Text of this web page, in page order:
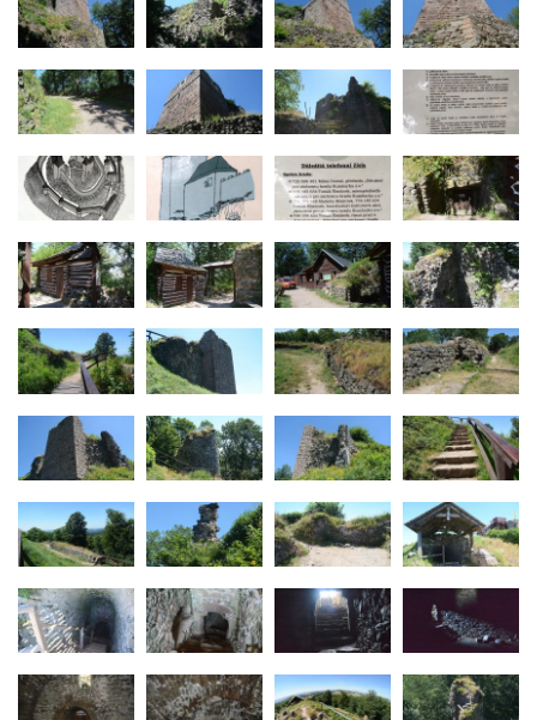
Hrad Štěpanice
Hrad Rotštejn
Hrad Klamorna
Hrad Starý Rybník (Altenteich)
Hrad Egerberk (Lestkov)
Hrad Perštejn (Borschenstein)
Tvrz Šumburk
Hrad Krupka
Hrad Ronov
Tvrz Stranné
Hrad Zbirohy
Hrad Hřídelík
Hrad Vrabinec
Hrad Andělská Hora
Hrad Milštejn
Hrad Kalich